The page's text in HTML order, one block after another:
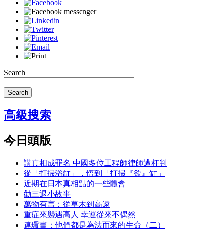
Search
Search
高級搜索
今日頭版
講真相成罪名 中國多位工程師律師遭枉判
從「打掃浴缸」，悟到「打掃『欲』缸」
近期在日本真相點的一些體會
勸三退小故事
萬物有言：從草木到高遠
重症來襲遇高人 幸運從來不偶然
連環畫：他們都是為法而來的生命（二）